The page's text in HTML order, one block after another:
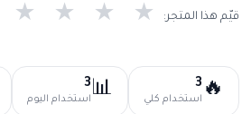
قيّم هذا المتجر: ★ ★ ★ ★
🔥
3
استخدام كلي 📊
3
استخدام اليوم